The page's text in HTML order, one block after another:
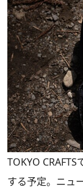
TOKYO
する予定。ニュ